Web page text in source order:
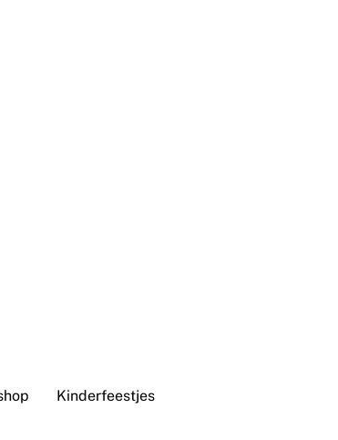
Kinderfeestjes